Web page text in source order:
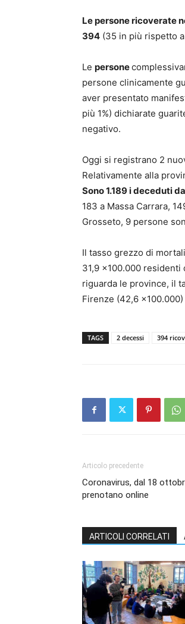
Le persone ricoverate
394 (35 in più rispetto
Le persone
persone clinicamente
aver presentato
più 1%) dichiarate
negativo.
Oggi si registrano 2
Relativamente alla
Sono 1.189 i deceduti
183 a Massa Carrara,
Grosseto, 9 persone
Il tasso grezzo di
31,9 x100.000 residenti
riguarda le province, il
Firenze (42,6
TAGS 2 decessi 394
Articolo precedente
Coronavirus, dal 18
prenotano online
ARTICOLI CORRELATI